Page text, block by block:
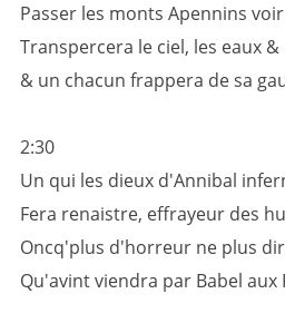
Passer les monts Apennins
Transpercera le ciel, les eaux &
& un chacun frappera de sa
2:30
Un qui les dieux d'Annibal
Fera renaistre, effrayeur des
Oncq'plus d'horreur ne plus
Qu'avint viendra par Babel aux